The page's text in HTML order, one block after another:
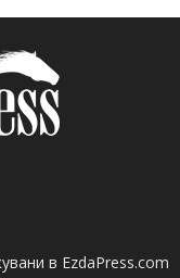
в EzdaPress.com